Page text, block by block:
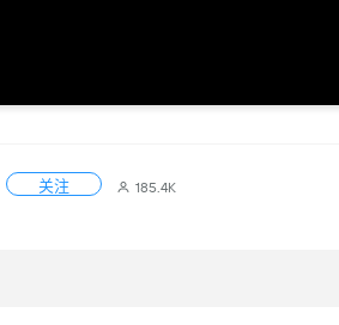
关注 185.4K